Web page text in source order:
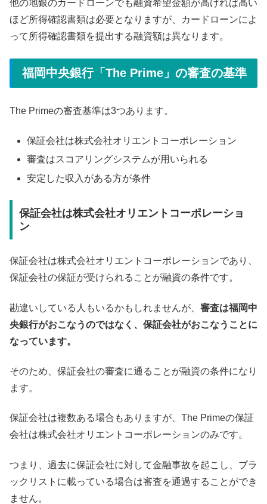
他の地銀のカードローンでも融資希望金額が高ければ高い
ほど所得確認書類は必要となりますが、カードローンによ
って所得確認書類を提出する融資額は異なります。
福岡中央銀行「The Prime」の審査の基準
The Primeの審査基準は3つあります。
保証会社は株式会社オリエントコーポレーション
審査はスコアリングシステムが用いられる
安定した収入がある方が条件
保証会社は株式会社オリエントコーポレーショ
ン
保証会社は株式会社オリエントコーポレーションであり、
保証会社の保証が受けられることが融資の条件です。
勘違いしている人もいるかもしれませんが、 審査は福岡中
央銀行がおこなうのではなく、保証会社がおこなうことに
なっています。
そのため、保証会社の審査に通ることが融資の条件になり
ます。
保証会社は複数ある場合もありますが、The Primeの保証
会社は株式会社オリエントコーポレーションのみです。
つまり、過去に保証会社に対して金融事故を起こし、ブラ
ックリストに載っている場合は審査を通過することができ
ません。